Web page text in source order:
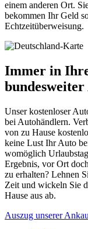
einem anderen Ort.
bekommen Ihr Geld
Echtzeitüberweisung.
Immer in
Unser kostenloser
bei Autohändlern.
von zu Hause
keine Lust Ihr Auto
womöglich
Ergebnis, vor Ort
zu erhalten? Lehnen
Zeit und wickeln Sie
Hause aus ab.
Auszug unserer